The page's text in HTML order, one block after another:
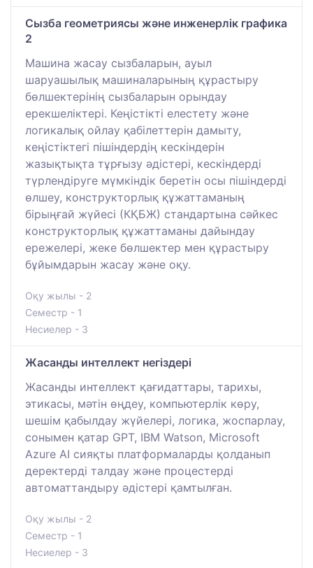
Сызба геометриясы және инженерлік графика
2
Машина жасау сызбаларын, ауыл
шаруашылық машиналарының құрастыру
бөлшектерінің сызбаларын орындау
ерекшеліктері. Кеңістікті елестету және
логикалық ойлау қабілеттерін дамыту,
кеңістіктегі пішіндердің кескіндерін
жазықтықта тұрғызу әдістері, кескіндерді
түрлендіруге мүмкіндік беретін осы пішіндерді
өлшеу, конструкторлық құжаттаманың
бірыңғай жүйесі (КҚБЖ) стандартына сәйкес
конструкторлық құжаттаманы дайындау
ережелері, жеке бөлшектер мен құрастыру
бұйымдарын жасау және оқу.
Оқу жылы - 2
Семестр - 1
Несиелер - 3
Жасанды интеллект негіздері
Жасанды интеллект қағидаттары, тарихы,
этикасы, мәтін өңдеу, компьютерлік көру,
шешім қабылдау жүйелері, логика, жоспарлау,
сонымен қатар GPT, IBM Watson, Microsoft
Azure AI сияқты платформаларды қолданып
деректерді талдау және процестерді
автоматтандыру әдістері қамтылған.
Оқу жылы - 2
Семестр - 1
Несиелер - 3